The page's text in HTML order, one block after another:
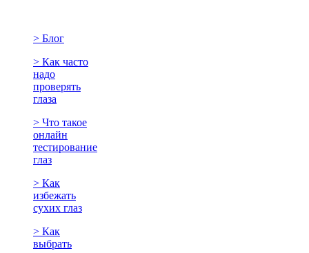
> Блог
> Как часто
надо
проверять
глаза
> Что такое
онлайн
тестирование
глаз
> Как
избежать
сухих глаз
> Как
выбрать